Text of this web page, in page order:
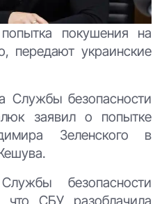
покушения на
передают украинские
Службы безопасности
заявил о попытке
Зеленского в
безопасности
что СБУ разоблачила